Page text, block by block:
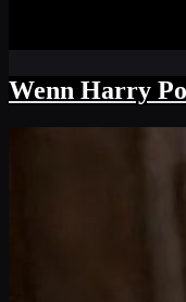
Wenn Harry